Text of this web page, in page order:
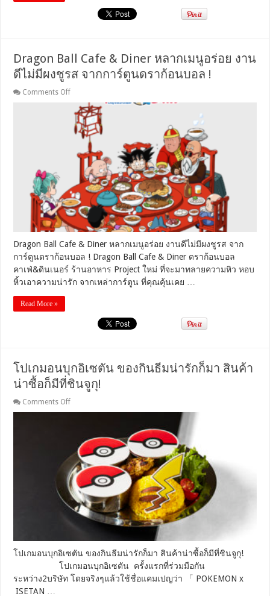
Dragon Ball Cafe & Diner หลากเมนูอร่อย งาน
ดีไม่มีผงชูรส จากการ์ตูนดราก้อนบอล !
Comments Offon
Ball
Cafe
&
Diner
หลาก
เมนู
อร่อย
งาน
ดี
ไม่มี
ผงชูรส
จาก
ดรา
ก้อน
บอล
!
Dragon Ball Cafe & Diner หลากเมนูอร่อย งานดีไม่มีผงชูรส จาก
การ์ตูนดราก้อนบอล ! Dragon Ball Cafe & Diner ดราก้อนบอล
คาเฟ่&ดินเนอร์ ร้านอาหาร Project ใหม่ ที่จะมาทลายความหิว หอบ
หิ้วเอาความน่ารัก จากเหล่าการ์ตูน ที่คุณคุ้นเคย …
Read More »
โปเกมอนบุกอิเซตัน ของกินธีมน่ารักก็มา สินค้า
น่าซื้อก็มีที่ชินจูกุ!
Comments Offon
โปเก
อิเซตัน
ของกิน
ธีม
น่า
รัก
ก็มา
สินค้า
ก็
ที่
ชิน
โปเกมอนบุกอิเซตัน ของกินธีมน่ารักก็มา สินค้าน่าซื้อก็มีที่ชินจูกุ!
โปเกมอนบุกอิเซตัน ครั้งแรกที่ร่วมมือกัน
ระหว่าง2บริษัท โดยจริงๆแล้วใช้ชื่อแคมเปญว่า 「 POKEMON x
ISETAN …